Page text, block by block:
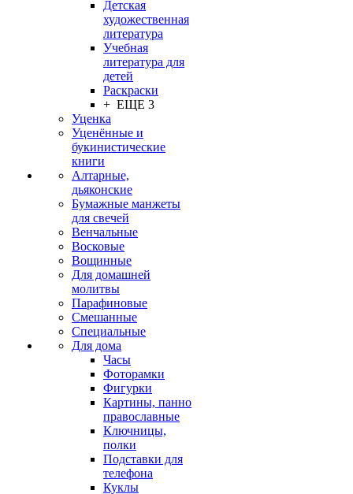
Детская
художественная
литература
Учебная
литература для
детей
Раскраски
+ ЕЩЕ 3
Уценка
Уценённые и
букинистические
книги
Алтарные,
дьяконские
Бумажные манжеты
для свечей
Венчальные
Восковые
Вощинные
Для домашней
молитвы
Парафиновые
Смешанные
Специальные
Для дома
Часы
Фоторамки
Фигурки
Картины, панно
православные
Ключницы,
полки
Подставки для
телефона
Куклы